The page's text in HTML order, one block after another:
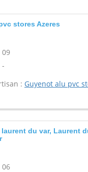
stores Azeres
09
: Guyenot alu pvc
du var, Laurent
06